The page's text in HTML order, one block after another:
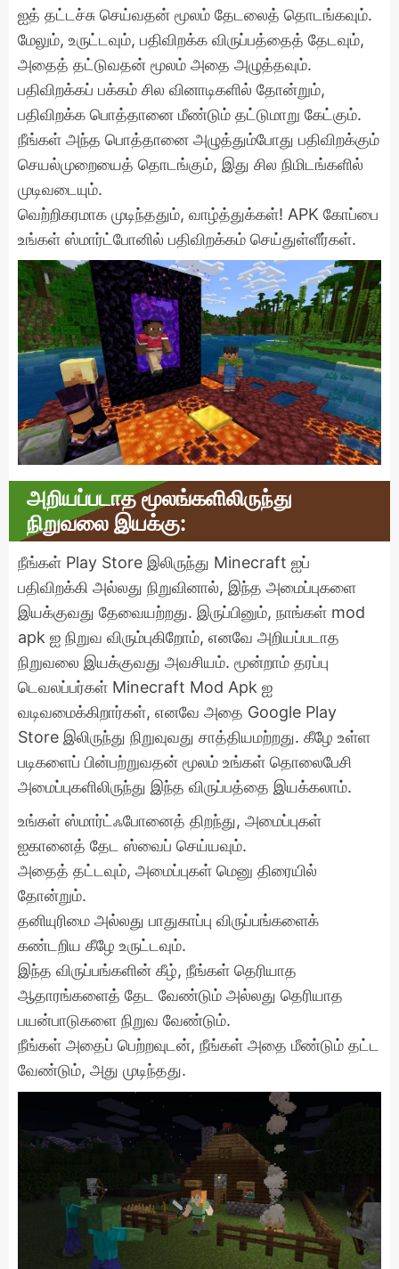
ஐத் தட்டச்சு செய்வதன் மூலம் தேடலைத் தொடங்கவும்.
மேலும், உருட்டவும், பதிவிறக்க விருப்பத்தைத் தேடவும்,
அதைத் தட்டுவதன் மூலம் அதை அழுத்தவும்.
பதிவிறக்கப் பக்கம் சில வினாடிகளில் தோன்றும்,
பதிவிறக்க பொத்தானை மீண்டும் தட்டுமாறு கேட்கும்.
நீங்கள் அந்த பொத்தானை அழுத்தும்போது பதிவிறக்கும்
செயல்முறையைத் தொடங்கும், இது சில நிமிடங்களில்
முடிவடையும்.
வெற்றிகரமாக முடிந்ததும், வாழ்த்துக்கள்! APK கோப்பை
உங்கள் ஸ்மார்ட்போனில் பதிவிறக்கம் செய்துள்ளீர்கள்.
அறியப்படாத மூலங்களிலிருந்து
நிறுவலை இயக்கு:
நீங்கள் Play Store இலிருந்து Minecraft ஐப்
பதிவிறக்கி அல்லது நிறுவினால், இந்த அமைப்புகளை
இயக்குவது தேவையற்றது. இருப்பினும், நாங்கள் mod
apk ஐ நிறுவ விரும்புகிறோம், எனவே அறியப்படாத
நிறுவலை இயக்குவது அவசியம். மூன்றாம் தரப்பு
டெவலப்பர்கள் Minecraft Mod Apk ஐ
வடிவமைக்கிறார்கள், எனவே அதை Google Play
Store இலிருந்து நிறுவுவது சாத்தியமற்றது. கீழே உள்ள
படிகளைப் பின்பற்றுவதன் மூலம் உங்கள் தொலைபேசி
அமைப்புகளிலிருந்து இந்த விருப்பத்தை இயக்கலாம்.
உங்கள் ஸ்மார்ட்ஃபோனைத் திறந்து, அமைப்புகள்
ஐகானைத் தேட ஸ்வைப் செய்யவும்.
அதைத் தட்டவும், அமைப்புகள் மெனு திரையில்
தோன்றும்.
தனியுரிமை அல்லது பாதுகாப்பு விருப்பங்களைக்
கண்டறிய கீழே உருட்டவும்.
இந்த விருப்பங்களின் கீழ், நீங்கள் தெரியாத
ஆதாரங்களைத் தேட வேண்டும் அல்லது தெரியாத
பயன்பாடுகளை நிறுவ வேண்டும்.
நீங்கள் அதைப் பெற்றவுடன், நீங்கள் அதை மீண்டும் தட்ட
வேண்டும், அது முடிந்தது.